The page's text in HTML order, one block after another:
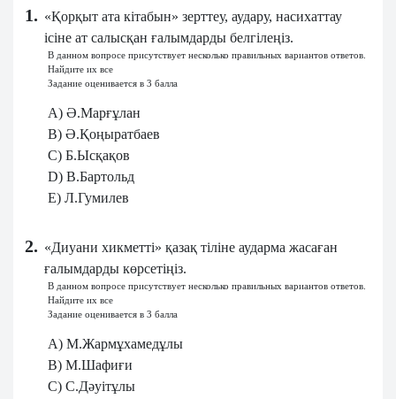
1. «Қорқыт ата кітабын» зерттеу, аудару, насихаттау
ісіне ат салысқан ғалымдарды белгілеңіз.
В данном вопросе присутствует несколько правильных вариантов ответов.
Найдите их все
Задание оценивается в 3 балла
A) Ә.Марғұлан
B) Ә.Қоңыратбаев
C) Б.Ысқақов
D) В.Бартольд
E) Л.Гумилев
2. «Диуани хикметті» қазақ тіліне аударма жасаған
ғалымдарды көрсетіңіз.
В данном вопросе присутствует несколько правильных вариантов ответов.
Найдите их все
Задание оценивается в 3 балла
A) М.Жармұхамедұлы
B) М.Шафиғи
C) С.Дәуітұлы